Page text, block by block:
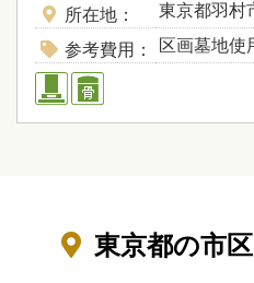
所在地 東京都羽村
参考費用 区画墓地使
東京都の市